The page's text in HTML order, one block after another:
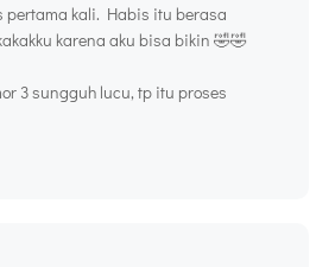
pertama kali. Habis itu berasa
karena aku bisa bikin 🤣🤣
3 sungguh lucu, tp itu proses